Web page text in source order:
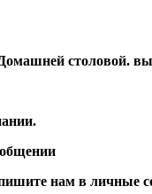
столовой.
нам в личные